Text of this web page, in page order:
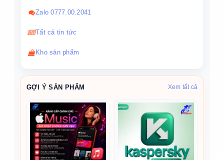
Zalo 0777.00.2041
Tất cả tin tức
Kho sản phẩm
GỢI Ý SẢN PHẨM Xem tất cả